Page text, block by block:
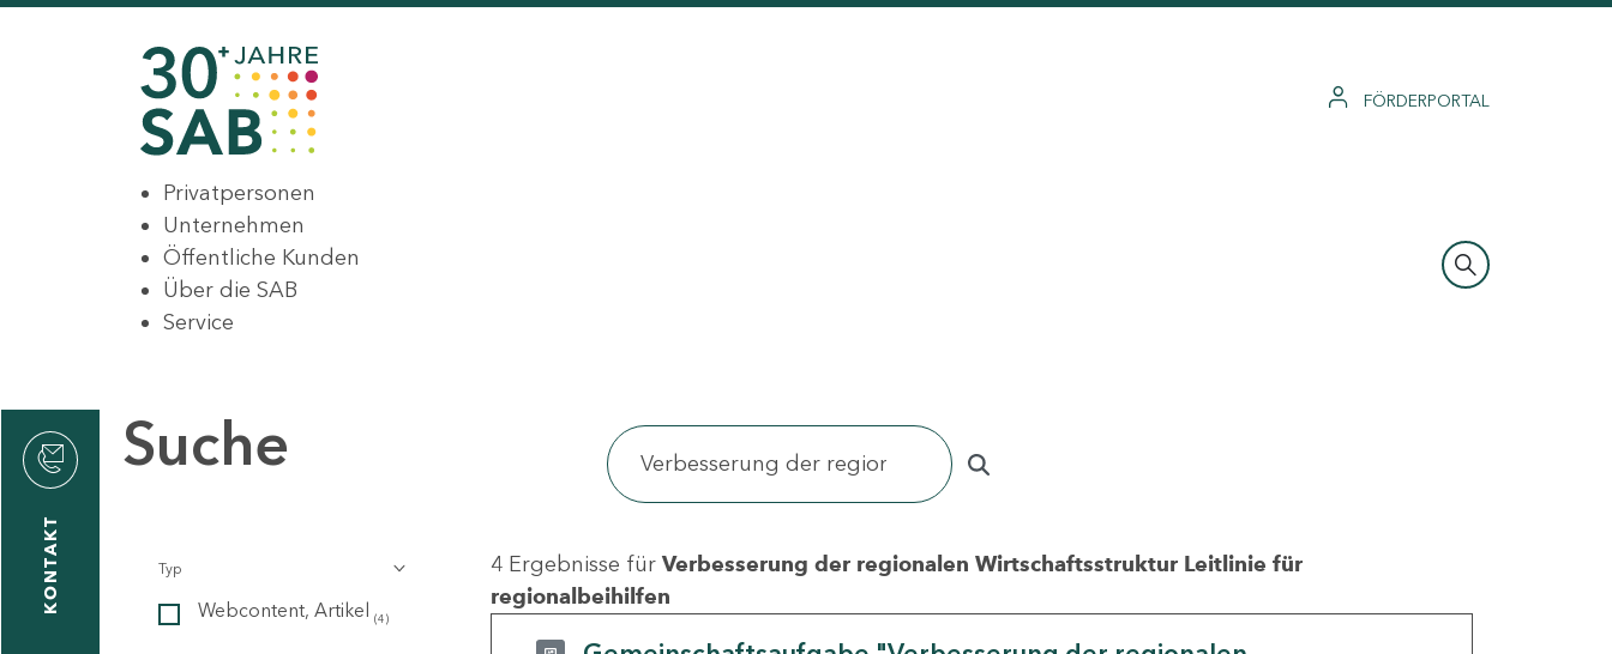
FÖRDERPORTAL
Privatpersonen
Unternehmen
Öffentliche Kunden
Über die SAB
Service
KONTAKT
Suche
Typ
Webcontent, Artikel (4)
4 Ergebnisse für Verbesserung der regionalen Wirtschaftsstruktur Leitlinie für
regionalbeihilfen